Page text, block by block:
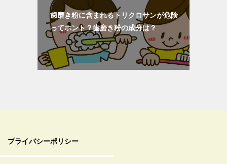
歯磨き粉に含まれるトリクロサンが危険
ってホント？歯磨き粉の成分は？
プライバシーポリシー